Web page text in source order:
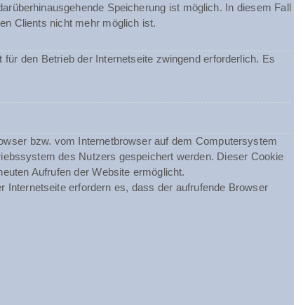
Speicherung ist möglich. In diesem Fall
Clients nicht mehr möglich ist.
den Betrieb der Internetseite zwingend erforderlich. Es
bzw. vom Internetbrowser auf dem Computersystem
des Nutzers gespeichert werden. Dieser Cookie
Aufrufen der Website ermöglicht.
erfordern es, dass der aufrufende Browser